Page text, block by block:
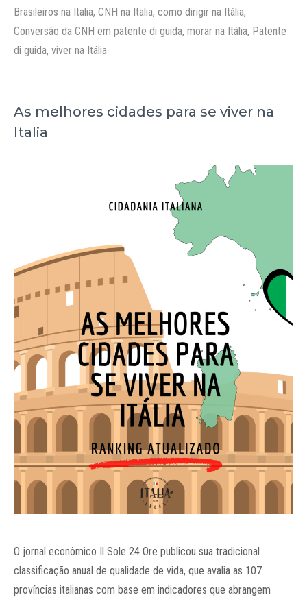
Tags
Brasileiros na Italia, CNH na Italia, como dirigir na Itália,
Conversão da CNH em patente di guida, morar na Itália, Patente
di guida, viver na Itália
As melhores cidades para se viver na
Italia
O jornal econômico Il Sole 24 Ore publicou sua tradicional
classificação anual de qualidade de vida, que avalia as 107
províncias italianas com base em indicadores que abrangem